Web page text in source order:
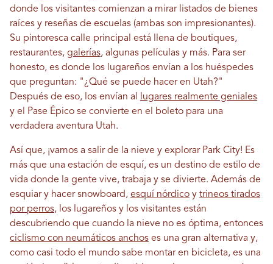
donde los visitantes comienzan a mirar listados de bienes
raíces y reseñas de escuelas (ambas son impresionantes).
Su pintoresca calle principal está llena de boutiques,
restaurantes, galerías, algunas películas y más. Para ser
honesto, es donde los lugareños envían a los huéspedes
que preguntan: "¿Qué se puede hacer en Utah?"
Después de eso, los envían al
lugares realmente geniales
y el Pase Épico se convierte en el boleto para una
verdadera aventura Utah.
Así que, ¡vamos a salir de la nieve y explorar Park City! Es
más que una estación de esquí, es un destino de estilo de
vida donde la gente vive, trabaja y se divierte. Además de
esquiar y hacer snowboard, esquí nórdico y trineos tirados
por perros, los lugareños y los visitantes están
descubriendo que cuando la nieve no es óptima, entonces
ciclismo con neumáticos anchos es una gran alternativa y,
como casi todo el mundo sabe montar en bicicleta, es una